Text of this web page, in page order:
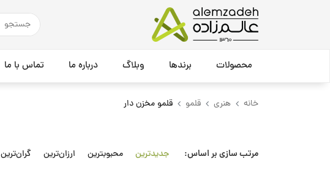
محصولات برندها وبلاگ درباره ما تماس با ما
خانه هنری قلمو قلمو مخزن دار
مرتب سازی بر اساس: جدیدترین محبوبترین ارزان‌ترین گران‌ترین